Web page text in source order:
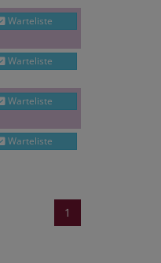
Warteliste
Warteliste
Warteliste
Warteliste
1